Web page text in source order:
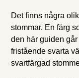
Det finns några
stommar. En färg
den här guiden
fristående svarta
svartfärgad